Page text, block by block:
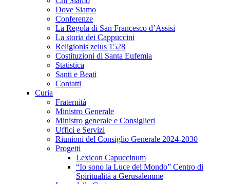
Dove Siamo
Conferenze
La Regola di San Francesco d’Assisi
La storia dei Cappuccini
Religionis zelus 1528
Costituzioni di Santa Eufemia
Statistica
Santi e Beati
Contatti
Curia
Fraternità
Ministro Generale
Ministro generale e Consiglieri
Uffici e Servizi
Riunioni del Consiglio Generale 2024-2030
Progetti
Lexicon Capuccinum
“Io sono la Luce del Mondo” Centro di
Spiritualità a Gerusalemme